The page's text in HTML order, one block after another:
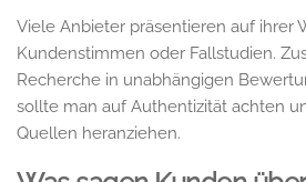
Viele Anbieter präsentieren auf ihrer
Kundenstimmen oder Fallstudien.
Recherche in unabhängigen
sollte man auf Authentizität achten
Quellen heranziehen.